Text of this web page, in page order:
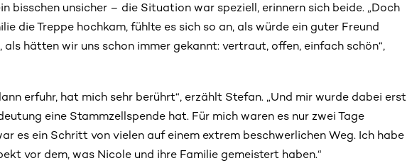
bisschen unsicher – die Situation war speziell, erinnern sich beide. „Doch
die Treppe hochkam, fühlte es sich so an, als würde ein guter Freund
als hätten wir uns schon immer gekannt: vertraut, offen, einfach schön“,
erfuhr, hat mich sehr berührt“, erzählt Stefan. „Und mir wurde dabei erst
eine Stammzellspende hat. Für mich waren es nur zwei Tage
es ein Schritt von vielen auf einem extrem beschwerlichen Weg. Ich habe
vor dem, was Nicole und ihre Familie gemeistert haben.“